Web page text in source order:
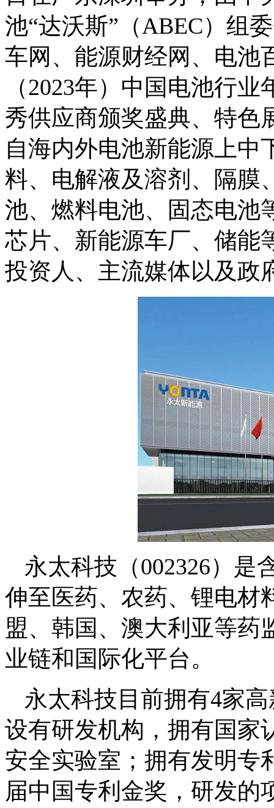
池“达沃斯”（ABEC）组
车网、能源财经网、电池
（2023年）中国电池行
秀供应商颁奖盛典、特色
自海内外电池新能源上中
料、电解液及溶剂、隔膜
池、燃料电池、固态电池
芯片、新能源车厂、储能
投资人、主流媒体以及政
永太科技（002326）是
伸至医药、农药、锂电材
盟、韩国、澳大利亚等药
业链和国际化平台。
永太科技目前拥有4家
设有研发机构，拥有国家
安全实验室；拥有发明专
届中国专利金奖，研发的